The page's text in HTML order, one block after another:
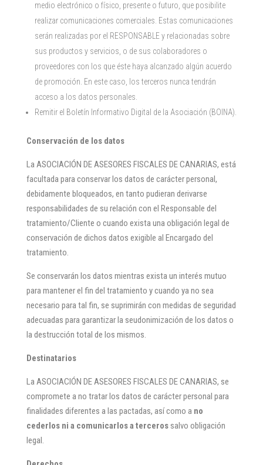
medio electrónico o físico, presente o futuro, que posibilite
realizar comunicaciones comerciales. Estas comunicaciones
serán realizadas por el RESPONSABLE y relacionadas sobre
sus productos y servicios, o de sus colaboradores o
proveedores con los que éste haya alcanzado algún acuerdo
de promoción. En este caso, los terceros nunca tendrán
acceso a los datos personales.
Remitir el Boletín Informativo Digital de la Asociación (BOINA).
Conservación de los datos
La ASOCIACIÓN DE ASESORES FISCALES DE CANARIAS, está
facultada para conservar los datos de carácter personal,
debidamente bloqueados, en tanto pudieran derivarse
responsabilidades de su relación con el Responsable del
tratamiento/Cliente o cuando exista una obligación legal de
conservación de dichos datos exigible al Encargado del
tratamiento.
Se conservarán los datos mientras exista un interés mutuo
para mantener el fin del tratamiento y cuando ya no sea
necesario para tal fin, se suprimirán con medidas de seguridad
adecuadas para garantizar la seudonimización de los datos o
la destrucción total de los mismos.
Destinatarios
La ASOCIACIÓN DE ASESORES FISCALES DE CANARIAS, se
compromete a no tratar los datos de carácter personal para
finalidades diferentes a las pactadas, así como a no
cederlos ni a comunicarlos a tercerossalvo obligación
legal.